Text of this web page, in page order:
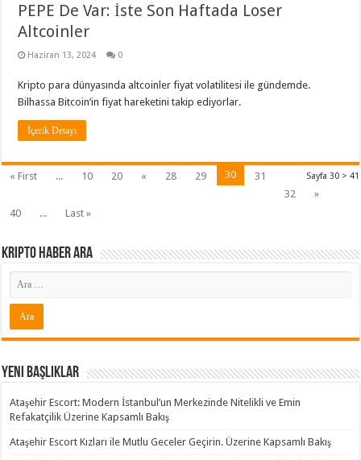
PEPE De Var: İste Son Haftada Loser
Altcoinler
Haziran 13, 2024 0
Kripto para dünyasında altcoinler fiyat volatilitesi ile gündemde.
Bilhassa Bitcoin’in fiyat hareketini takip ediyorlar.
İçerik Detayı
Sayfa 30 > 41
« First ... 10 20 « 28 29 30
31
32
»
40
... Last »
Kripto Haber ARA
Yeni Başlıklar
Ataşehir Escort: Modern İstanbul’un Merkezinde Nitelikli ve Emin
Refakatçilik Üzerine Kapsamlı Bakış
Ataşehir Escort Kızları ile Mutlu Geceler Geçirin. Üzerine Kapsamlı Bakış